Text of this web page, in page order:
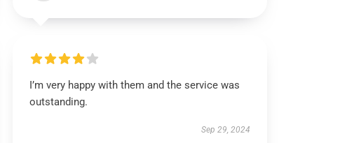
I’m very happy with them and the service was
outstanding.
Sep 29, 2024